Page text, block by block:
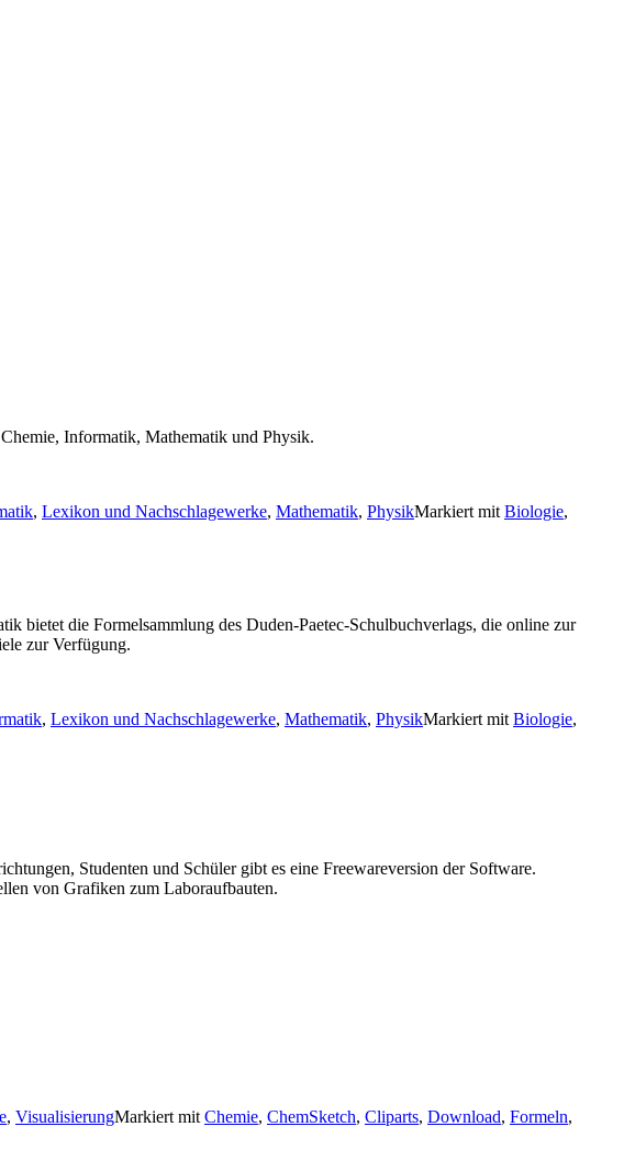
Informatik, Mathematik und Physik.
, Lexikon und Nachschlagewerke, Mathematik, PhysikMarkiert mit Biologie,
bietet die Formelsammlung des Duden-Paetec-Schulbuchverlags, die online zur
zur Verfügung.
, Lexikon und Nachschlagewerke, Mathematik, PhysikMarkiert mit Biologie,
Studenten und Schüler gibt es eine Freewareversion der Software.
von Grafiken zum Laboraufbauten.
, VisualisierungMarkiert mitChemie, ChemSketch, Cliparts, Download, Formeln,